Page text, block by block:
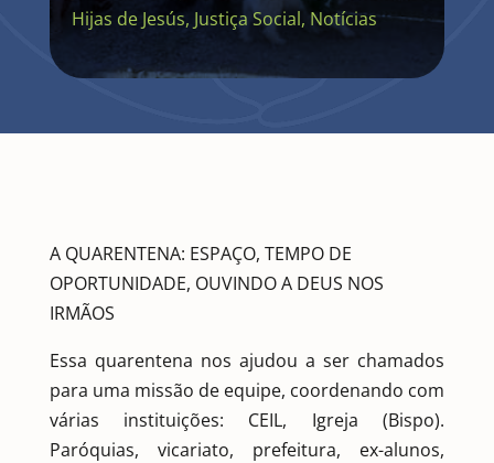
Hijas de Jesús, Justiça Social, Notícias
A QUARENTENA: ESPAÇO, TEMPO DE
OPORTUNIDADE, OUVINDO A DEUS NOS
IRMÃOS
Essa quarentena nos ajudou a ser chamados
para uma missão de equipe, coordenando com
várias instituições: CEIL, Igreja (Bispo).
Paróquias, vicariato, prefeitura, ex-alunos,